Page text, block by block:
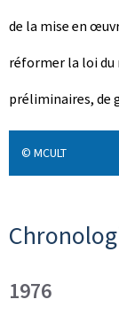
de la mise en
réformer la loi
préliminaires, de
© MCULT
1976